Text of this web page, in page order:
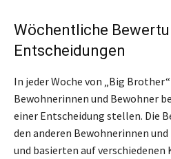
Wöchentliche
Entscheidungen
In jeder Woche von „Big
Bewohnerinnen und Bewohner
einer Entscheidung stellen. Die
den anderen Bewohnerinnen
und basierten auf